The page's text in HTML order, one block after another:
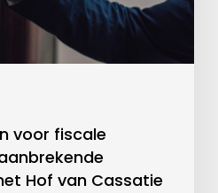
voor fiscale
Hof van Cassatie